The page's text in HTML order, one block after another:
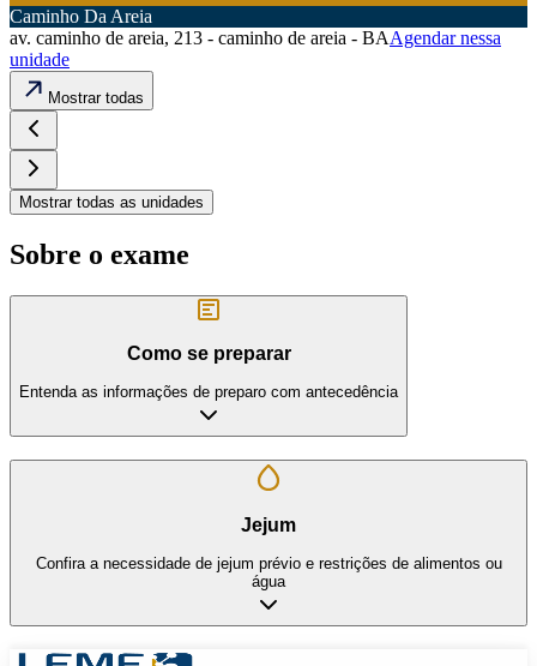
Caminho Da Areia
av. caminho de areia, 213 - caminho de areia - BAAgendar nessa
unidade
Mostrar todas
Mostrar todas as unidades
Sobre o exame
Como se preparar
Entenda as informações de preparo com antecedência
Jejum
Confira a necessidade de jejum prévio e restrições de alimentos ou
água